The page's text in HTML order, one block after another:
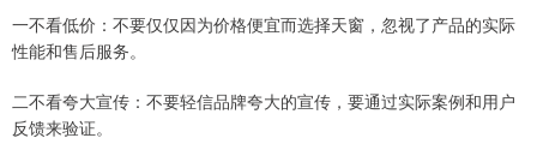
一不看低价：不要仅仅因为价格便宜而选择天窗，忽视了产品的实际
性能和售后服务。
二不看夸大宣传：不要轻信品牌夸大的宣传，要通过实际案例和用户
反馈来验证。